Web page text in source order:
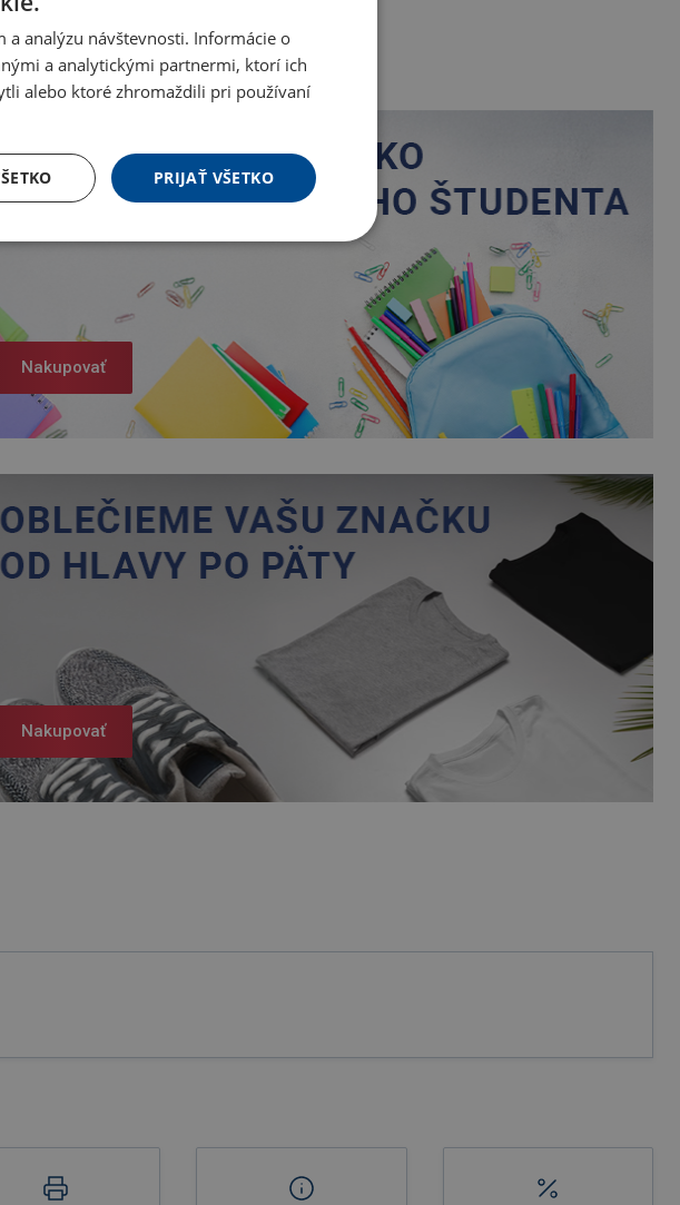
Nakupovať
Nakupovať
a analýzu návštevnosti. Informácie o
a analytickými partnermi, ktorí ich
alebo ktoré zhromaždili pri používaní
PRIJAŤ VŠETKO